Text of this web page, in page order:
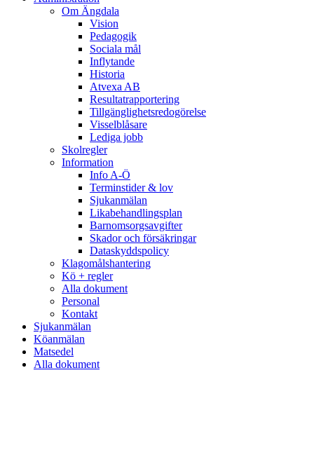
Om Ängdala
Vision
Pedagogik
Sociala mål
Inflytande
Historia
Atvexa AB
Resultatrapportering
Tillgänglighetsredogörelse
Visselblåsare
Lediga jobb
Skolregler
Information
Info A-Ö
Terminstider & lov
Sjukanmälan
Likabehandlingsplan
Barnomsorgsavgifter
Skador och försäkringar
Dataskyddspolicy
Klagomålshantering
Kö + regler
Alla dokument
Personal
Kontakt
Sjukanmälan
Köanmälan
Matsedel
Alla dokument